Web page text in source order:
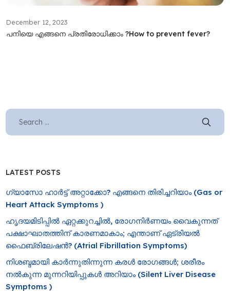
December 12, 2023
പനിയെ എങ്ങനെ പ്രതിരോധിക്കാം ?How to prevent fever?
LATEST POSTS
ഗ്യാസോ ഹാർട്ട് അറ്റാക്കോ? എങ്ങനെ തിരിച്ചറിയാം (Gas or
Heart Attack Symptoms )
ഹൃദയമിടിപ്പിൽ ഏറ്റക്കുറച്ചിൽ, രോ​ഗനിർണയം വൈകുന്നത്
പക്ഷാഘാതത്തിന് കാരണമാകാം; എന്താണ് ഏട്രിയൽ
ഫൈബ്രിലേഷൻ? (Atrial Fibrillation Symptoms)
നിശബ്ദമായി കാർന്നുതിന്നുന്ന കരൾ രോഗങ്ങൾ; ശരീരം
നൽകുന്ന മുന്നറിയിപ്പുകൾ അറിയാം (Silent Liver Disease
Symptoms )